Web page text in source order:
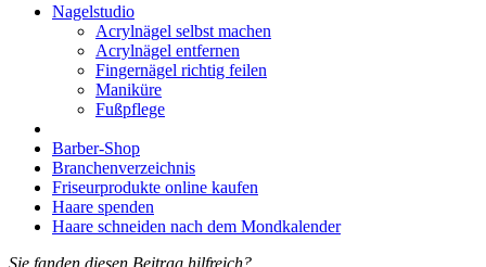
Nagelstudio
Acrylnägel selbst machen
Acrylnägel entfernen
Fingernägel richtig feilen
Maniküre
Fußpflege
Barber-Shop
Branchenverzeichnis
Friseurprodukte online kaufen
Haare spenden
Haare schneiden nach dem Mondkalender
Sie fanden diesen Beitrag hilfreich?